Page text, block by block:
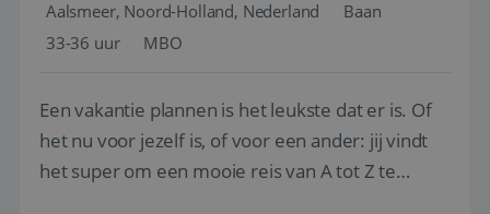
Aalsmeer, Noord-Holland, Nederland
Baan
33-36 uur
MBO
Een vakantie plannen is het leukste dat er is. Of
het nu voor jezelf is, of voor een ander: jij vindt
het super om een mooie reis van A tot Z te